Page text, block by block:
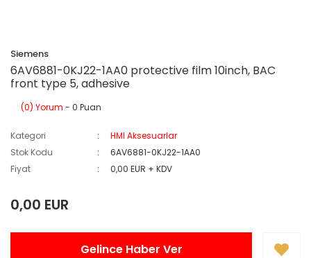
Siemens
6AV6881-0KJ22-1AA0 protective film 10inch, BAC
front type 5, adhesive
(0) Yorum - 0 Puan
Kategori
HMI Aksesuarlar
Stok Kodu
6AV6881-0KJ22-1AA0
Fiyat
0,00 EUR + KDV
0,00 EUR
Gelince Haber Ver